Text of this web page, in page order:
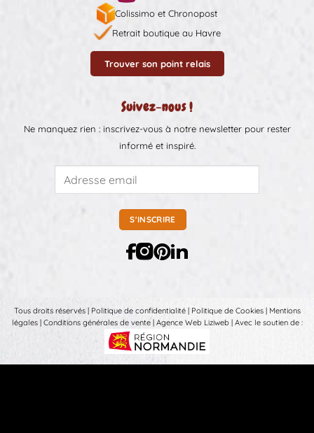
Colissimo et Chronopost
Retrait boutique au Havre
Trouver son point relais
Suivez-nous !
Ne manquez rien : inscrivez-vous à notre newsletter pour rester
informé et inspiré.
Tous droits réservés | Politique de confidentialité| Politique de Cookies| Mentions
légales| Conditions générales de vente| Agence Web Liziweb | Avec le soutien de :